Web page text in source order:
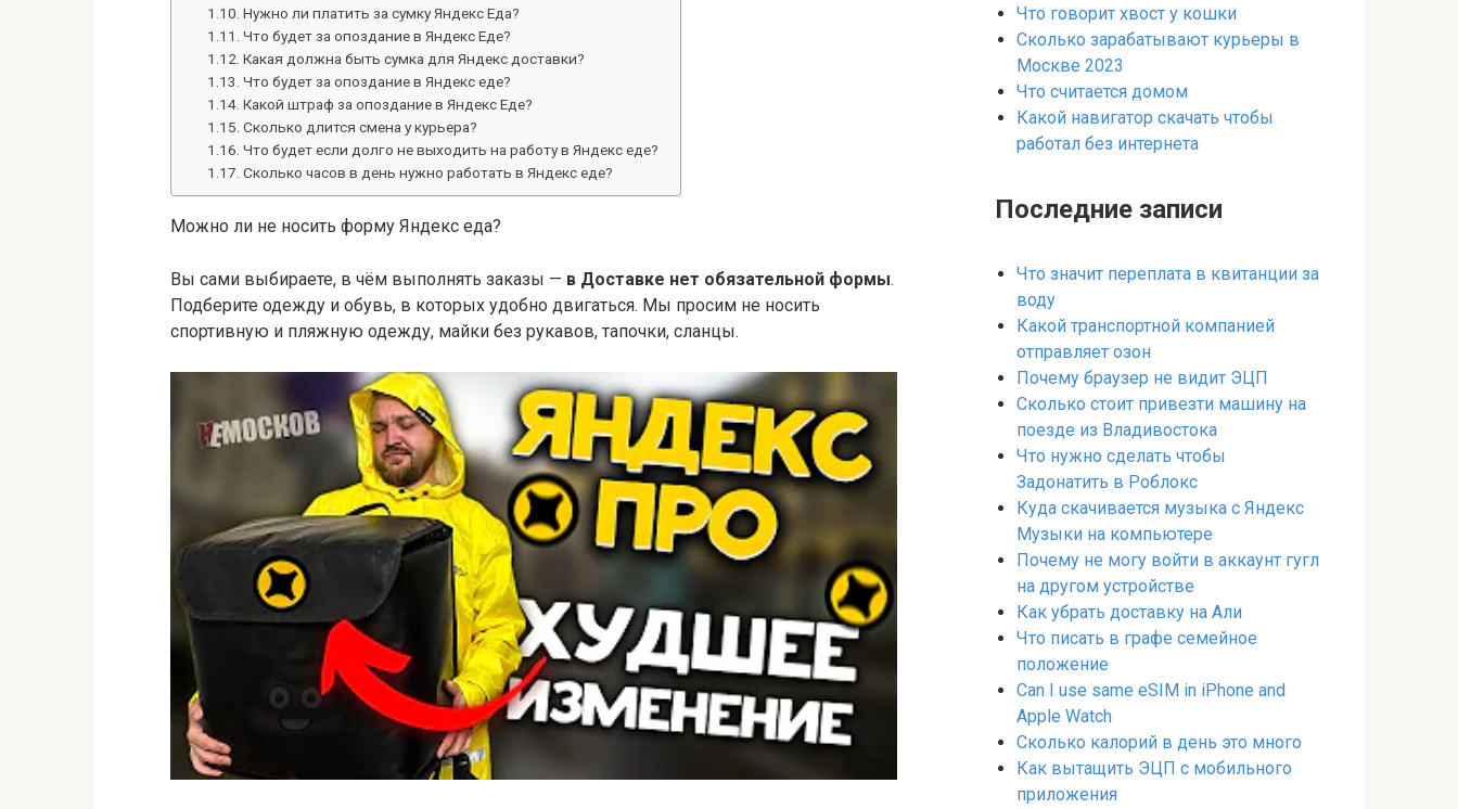
Нужно ли платить за сумку Яндекс Еда?
Что будет за опоздание в Яндекс Еде?
Какая должна быть сумка для Яндекс доставки?
Что будет за опоздание в Яндекс еде?
Какой штраф за опоздание в Яндекс Еде?
Сколько длится смена у курьера?
Что будет если долго не выходить на работу в Яндекс еде?
Сколько часов в день нужно работать в Яндекс еде?
Можно ли не носить форму Яндекс еда?
Вы сами выбираете, в чём выполнять заказы — в Доставке нет обязательной формы.
Подберите одежду и обувь, в которых удобно двигаться. Мы просим не носить
спортивную и пляжную одежду, майки без рукавов, тапочки, сланцы.
Что говорит хвост у кошки
Сколько зарабатывают курьеры в
Москве 2023
Что считается домом
Какой навигатор скачать чтобы
работал без интернета
Последние записи
Что значит переплата в квитанции за
воду
Какой транспортной компанией
отправляет озон
Почему браузер не видит ЭЦП
Сколько стоит привезти машину на
поезде из Владивостока
Что нужно сделать чтобы
Задонатить в Роблокс
Куда скачивается музыка с Яндекс
Музыки на компьютере
Почему не могу войти в аккаунт гугл
на другом устройстве
Как убрать доставку на Али
Что писать в графе семейное
положение
Can I use same eSIM in iPhone and
Apple Watch
Сколько калорий в день это много
Как вытащить ЭЦП с мобильного
приложения